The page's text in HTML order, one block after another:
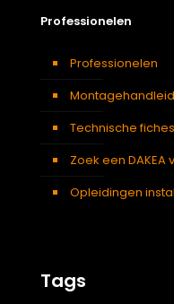
Professionelen
Professionelen
Technische fiches
Zoek een DAKEA
Opleidingen
Tags